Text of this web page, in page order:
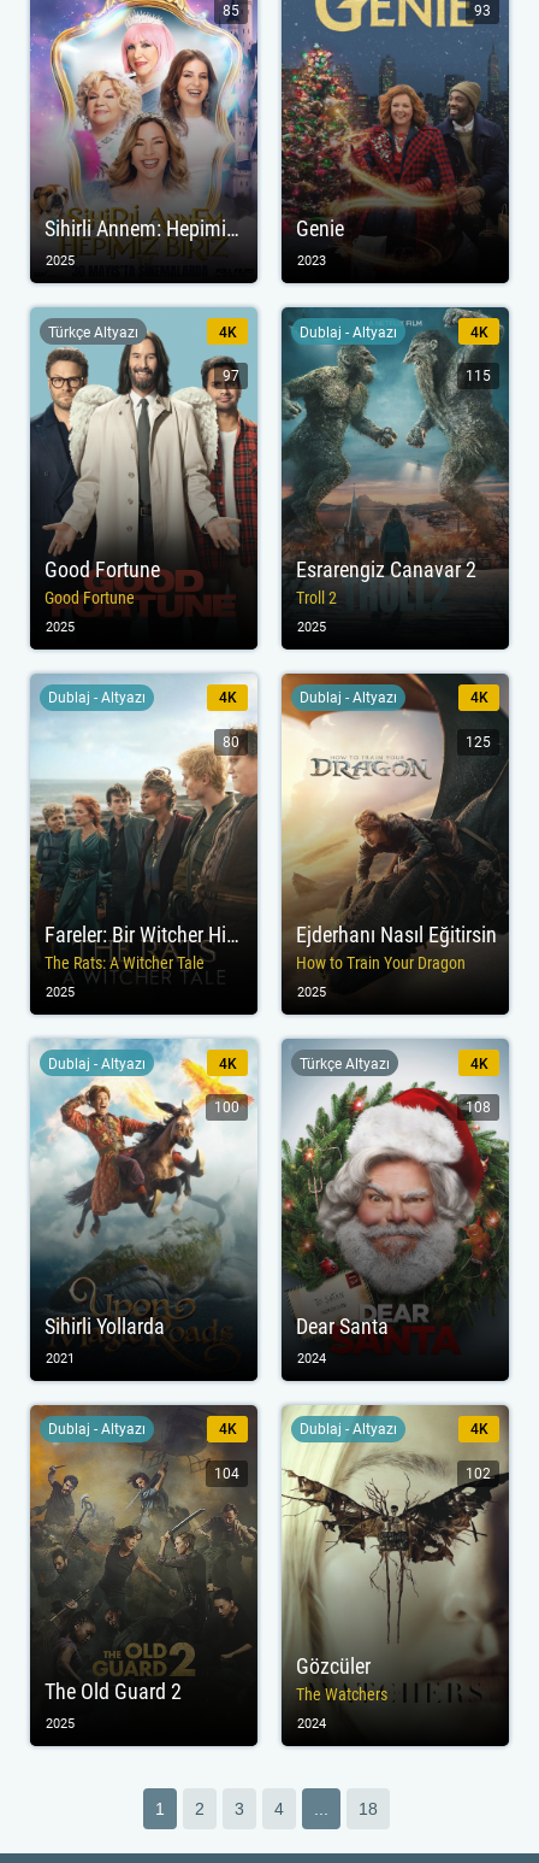
Sihirli Annem: Hepimiz Biriz
85
2025
Genie
93
2023
Good Fortune
Good Fortune
Türkçe Altyazı 4K
97
2025
Esrarengiz Canavar 2
Troll 2
Dublaj - Altyazı 4K
115
2025
Fareler: Bir Witcher Hikâyesi
The Rats: A Witcher Tale
Dublaj - Altyazı 4K
80
2025
Ejderhanı Nasıl Eğitirsin
How to Train Your Dragon
Dublaj - Altyazı 4K
125
2025
Sihirli Yollarda
Dublaj - Altyazı 4K
100
2021
Dear Santa
Türkçe Altyazı 4K
108
2024
The Old Guard 2
Dublaj - Altyazı 4K
104
2025
Gözcüler
The Watchers
Dublaj - Altyazı 4K
102
2024
1 2 3 4 18